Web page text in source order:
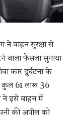
ने वाहन सुरक्षा से
फैसला सुनाया
कार दुर्घटना के
कुल 61 लाख 36
इसे वाहन में
की अपील को